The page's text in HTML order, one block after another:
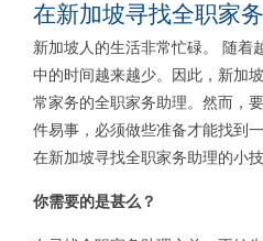
在新加坡寻找全职家
新加坡人的生活非常忙碌。 随着
中的时间越来越少。因此，新加
常家务的全职家务助理。然而，
件易事，必须做些准备才能找到
在新加坡寻找全职家务助理的小技
你需要的是甚么？